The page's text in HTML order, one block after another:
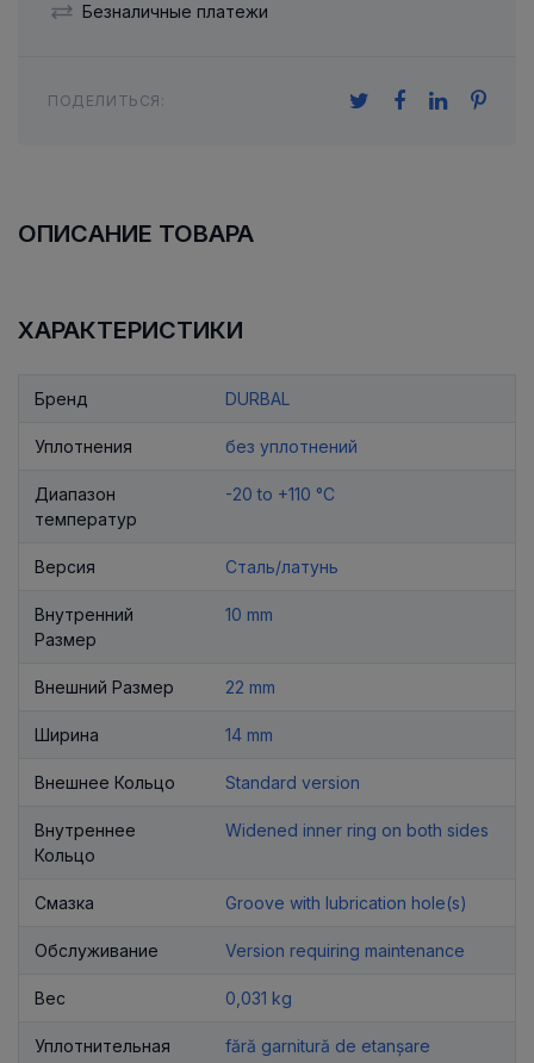
Безналичные платежи
ПОДЕЛИТЬСЯ:
ОПИСАНИЕ ТОВАРА
ХАРАКТЕРИСТИКИ
Бренд DURBAL
Уплотнения без уплотнений
Диапазон
температур
-20 to +110 °C
Версия Сталь/латунь
Внутренний
Размер
10 mm
Внешний Размер 22 mm
Ширина 14 mm
Внешнее Кольцо Standard version
Внутреннее
Кольцо
Widened inner ring on both sides
Смазка Groove with lubrication hole(s)
Обслуживание Version requiring maintenance
Вес 0,031 kg
Уплотнительная
fără garnitură de etanșare